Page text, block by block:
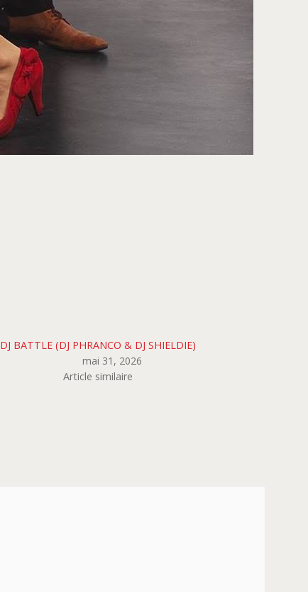
DJ BATTLE (DJ PHRANCO & DJ SHIELDIE)
mai 31, 2026
Article similaire